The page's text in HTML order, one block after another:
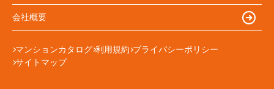
会社概要
マンションカタログ 利用規約 プライバシーポリシー
サイトマップ